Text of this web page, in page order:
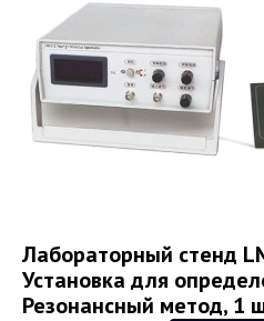
Лабораторный стенд
Установка для
Резонансный метод, 1